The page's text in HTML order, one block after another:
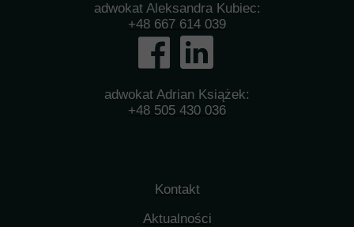
Kontakt
Aktualności
adwokat Aleksandra Kubiec:
+48 667 614 039
adwokat Adrian Książek:
+48 505 430 036